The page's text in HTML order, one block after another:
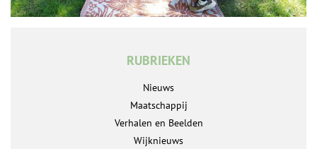
RUBRIEKEN
Nieuws
Maatschappij
Verhalen en Beelden
Wijknieuws